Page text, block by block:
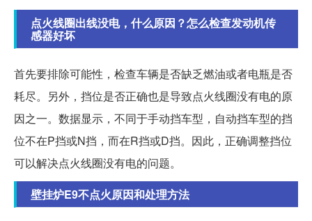
点火线圈出线没电，什么原因？怎么检查发动机传
感器好坏
首先要排除可能性，检查车辆是否缺乏燃油或者电瓶是否
耗尽。另外，挡位是否正确也是导致点火线圈没有电的原
因之一。数据显示，不同于手动挡车型，自动挡车型的挡
位不在P挡或N挡，而在R挡或D挡。因此，正确调整挡位
可以解决点火线圈没有电的问题。
壁挂炉E9不点火原因和处理方法